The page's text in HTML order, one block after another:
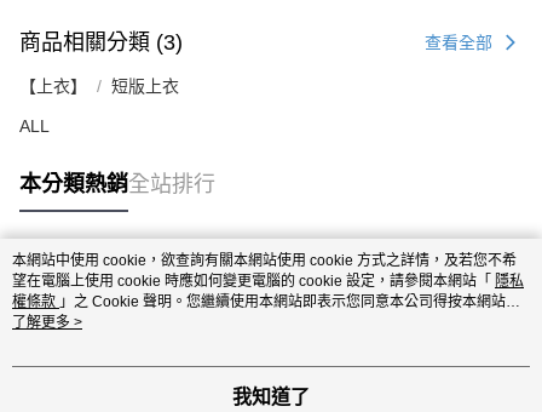
商品相關分類 (3) 查看全部
【上衣】 短版上衣
ALL
本分類熱銷全站排行
熱門標籤
本網站中使用 cookie，欲查詢有關本網站使用 cookie 方式之詳情，及若您不希
望在電腦上使用 cookie 時應如何變更電腦的 cookie 設定，請參閱本網站「 隱私
權條款 」之 Cookie 聲明。您繼續使用本網站即表示您同意本公司得按本網站使
用條款之 Cookie 聲明使用 cookie。
了解更多 >
我知道了